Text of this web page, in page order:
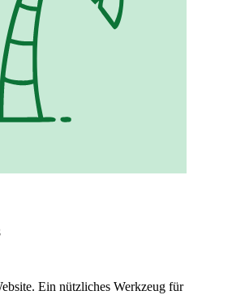
Ein nützliches Werkzeug für